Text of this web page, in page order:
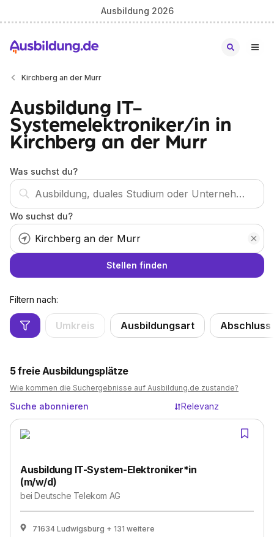
Ausbildung 2026
Kirchberg an der Murr
Ausbildung IT-
Systemelektroniker/in in
Kirchberg an der Murr
Was suchst du?
Wo suchst du?
Stellen finden
Filtern nach:
Umkreis Ausbildungsart Abschluss
5freie Ausbildungsplätze
Wie kommen die Suchergebnisse auf Ausbildung.de zustande?
Suche abonnieren Relevanz
Ausbildung IT-System-Elektroniker*in
(m/w/d)
beiDeutsche Telekom AG
71634 Ludwigsburg + 131 weitere